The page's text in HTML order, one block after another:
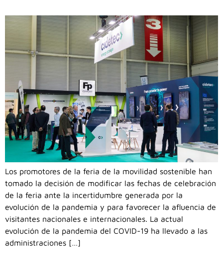
Los promotores de la feria de la movilidad sostenible han
tomado la decisión de modificar las fechas de celebración
de la feria ante la incertidumbre generada por la
evolución de la pandemia y para favorecer la afluencia de
visitantes nacionales e internacionales. La actual
evolución de la pandemia del COVID-19 ha llevado a las
administraciones […]